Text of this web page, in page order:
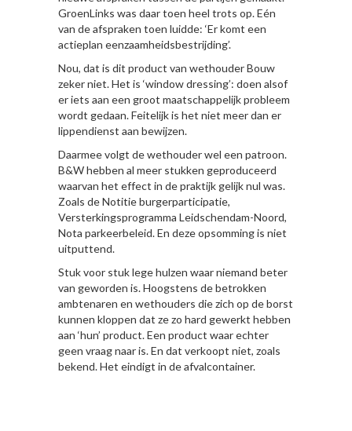
GroenLinks was daar toen heel trots op. Eén
van de afspraken toen luidde: ‘Er komt een
actieplan eenzaamheidsbestrijding’.
Nou, dat is dit product van wethouder Bouw
zeker niet. Het is ‘window dressing’: doen alsof
er iets aan een groot maatschappelijk probleem
wordt gedaan. Feitelijk is het niet meer dan er
lippendienst aan bewijzen.
Daarmee volgt de wethouder wel een patroon.
B&W hebben al meer stukken geproduceerd
waarvan het effect in de praktijk gelijk nul was.
Zoals de Notitie burgerparticipatie,
Versterkingsprogramma Leidschendam-Noord,
Nota parkeerbeleid. En deze opsomming is niet
uitputtend.
Stuk voor stuk lege hulzen waar niemand beter
van geworden is. Hoogstens de betrokken
ambtenaren en wethouders die zich op de borst
kunnen kloppen dat ze zo hard gewerkt hebben
aan ‘hun’ product. Een product waar echter
geen vraag naar is. En dat verkoopt niet, zoals
bekend. Het eindigt in de afvalcontainer.